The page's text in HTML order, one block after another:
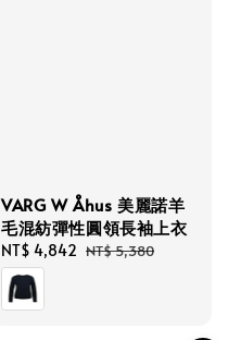
VARG W Åhus 美麗諾羊
毛混紡彈性圓領長袖上衣
Sale
price
NT$ 4,842 Regular
NT$ 5,380